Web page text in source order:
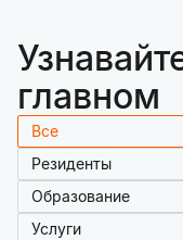
главном
Все
Резиденты
Образование
Услуги